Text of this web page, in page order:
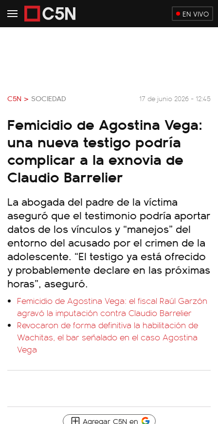
EN VIVO
C5N > SOCIEDAD 17 de junio 2026 - 12:45
Femicidio de Agostina Vega:
una nueva testigo podría
complicar a la exnovia de
Claudio Barrelier
La abogada del padre de la víctima
aseguró que el testimonio podría aportar
datos de los vínculos y “manejos” del
entorno del acusado por el crimen de la
adolescente. “El testigo ya está ofrecido
y probablemente declare en las próximas
horas”, aseguró.
Femicidio de Agostina Vega: el fiscal Raúl Garzón
agravó la imputación contra Claudio Barrelier
Revocaron de forma definitiva la habilitación de
Wachitas, el bar señalado en el caso Agostina
Vega
Agregar C5N en